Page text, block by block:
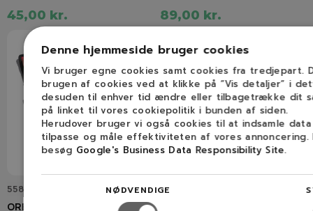
45,00 kr. 89,00 kr.
558549
OREGON Filesæt 3/8" micro-
1206 642 1301
Denne hjemmeside bruger cookies
Vi bruger egne cookies samt cookies fra tredjepart.
brugen af cookies ved at klikke på ”Vis detaljer” i
desuden til enhver tid ændre eller tilbagetrække dit
på linket til vores cookiepolitik i bunden af siden.
Herudover bruger vi også cookies til at indsamle
tilpasse og måle effektiviteten af vores annoncering.
besøg Google's Business Data Responsibility Site.
NØDVENDIGE